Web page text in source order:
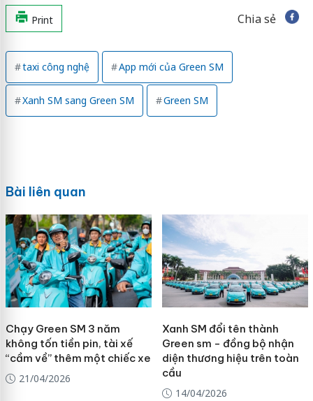
Print Chia sẻ
taxi công nghệ App mới của Green SM
Xanh SM sang Green SM Green SM
Bài liên quan
Chạy Green SM 3 năm
không tốn tiền pin, tài xế
“cầm về” thêm một chiếc xe
21/04/2026
Xanh SM đổi tên thành
Green sm - đồng bộ nhận
diện thương hiệu trên toàn
cầu
14/04/2026